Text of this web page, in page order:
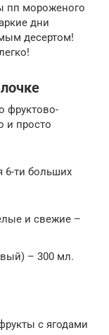
пп мороженого
дни
десертом!
фруктово-
и просто
6-ти больших
и свежие –
– 300 мл.
с ягодами